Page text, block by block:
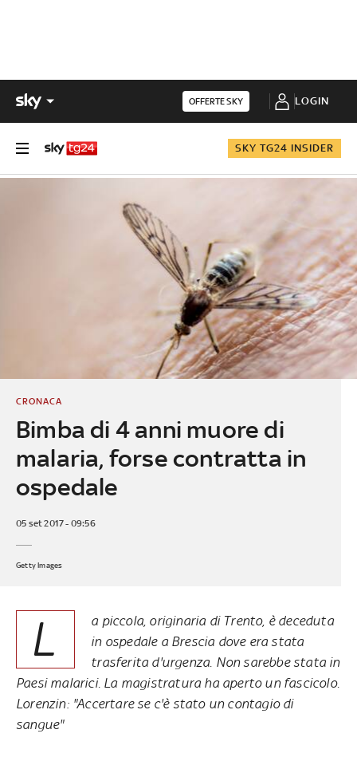
OFFERTE SKY LOGIN
SKY TG24 INSIDER
Bimba di 4 anni muore di
malaria, forse contratta in
ospedale
CRONACA
05 set 2017 - 09:56
Getty Images
L
a piccola, originaria di Trento, è deceduta
in ospedale a Brescia dove era stata
trasferita d'urgenza. Non sarebbe stata in
Paesi malarici. La magistratura ha aperto un fascicolo.
Lorenzin: "Accertare se c'è stato un contagio di
sangue"